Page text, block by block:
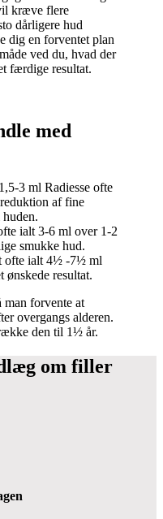
kræve flere
dårligere hud
dig en forventet plan
ved du, hvad der
færdige resultat.
med
3 ml Radiesse ofte
af fine
ialt 3-6 ml over 1-2
smukke hud.
ofte ialt 4½ -7½ ml
ønskede resultat.
man forvente at
overgangs alderen.
den til 1½ år.
om filler